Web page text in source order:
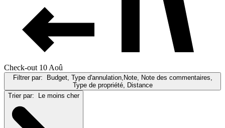
Check-out 10 Aoû
Filtrer par:
Budget, Type d'annulation,Note, Note des commentaires,
Type de propriété, Distance
Trier par:
Le moins cher